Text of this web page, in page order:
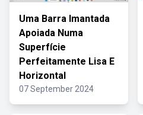
Uma Barra Imantada
Apoiada Numa
Superfície
Perfeitamente Lisa E
Horizontal
07 September 2024